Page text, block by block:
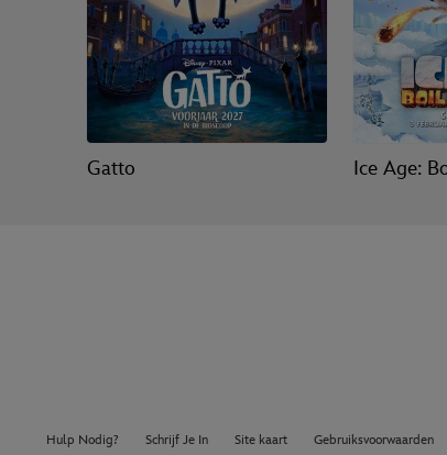
Gatto Ice Age:
Hulp Nodig? Schrijf Je In Site kaart Gebruiksvoorwaarden